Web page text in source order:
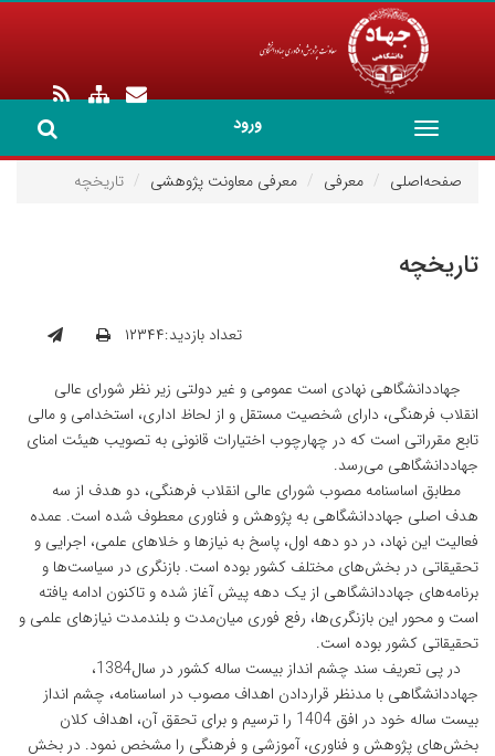
ورود
Toggle
navigation
صفحه‌اصلی
معرفی معرفی معاونت پژوهشی تاریخچه
تاریخچه
تعداد بازدید:۱۲۳۴۴
جهاددانشگاهی نهادی است عمومی و غیر دولتی زیر نظر شورای عالی
انقلاب فرهنگی، دارای شخصیت مستقل و از لحاظ اداری، استخدامی و مالی
تابع مقرراتی است که در چهارچوب اختیارات قانونی به تصویب هیئت امنای
جهاددانشگاهی می‌رسد.
مطابق اساسنامه مصوب شورای عالی انقلاب فرهنگی، دو هدف از سه
هدف اصلی جهاددانشگاهی به پژوهش و فناوری معطوف شده است. عمده
فعالیت این نهاد، در دو دهه اول، پاسخ به نیازها و خلاهای علمی، اجرایی و
تحقیقاتی در بخش‌های مختلف کشور بوده است. بازنگری در سیاست‌ها و
برنامه‌های جهاددانشگاهی از یک دهه پیش آغاز شده و تاکنون ادامه یافته
است و محور این بازنگری‌ها، رفع فوری میان‌مدت و بلندمدت نیازهای علمی و
تحقیقاتی کشور بوده است.
در پی تعریف سند چشم انداز بیست ساله کشور در سال1384،
جهاددانشگاهی با مدنظر قراردادن اهداف مصوب در اساسنامه، چشم انداز
بیست ساله خود در افق 1404 را ترسیم و برای تحقق آن، اهداف کلان
بخش‌های پژوهش و فناوری، آموزشی و فرهنگی را مشخص نمود. در بخش